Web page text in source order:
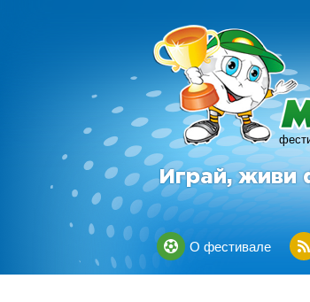
Играй, живи
О фестивале